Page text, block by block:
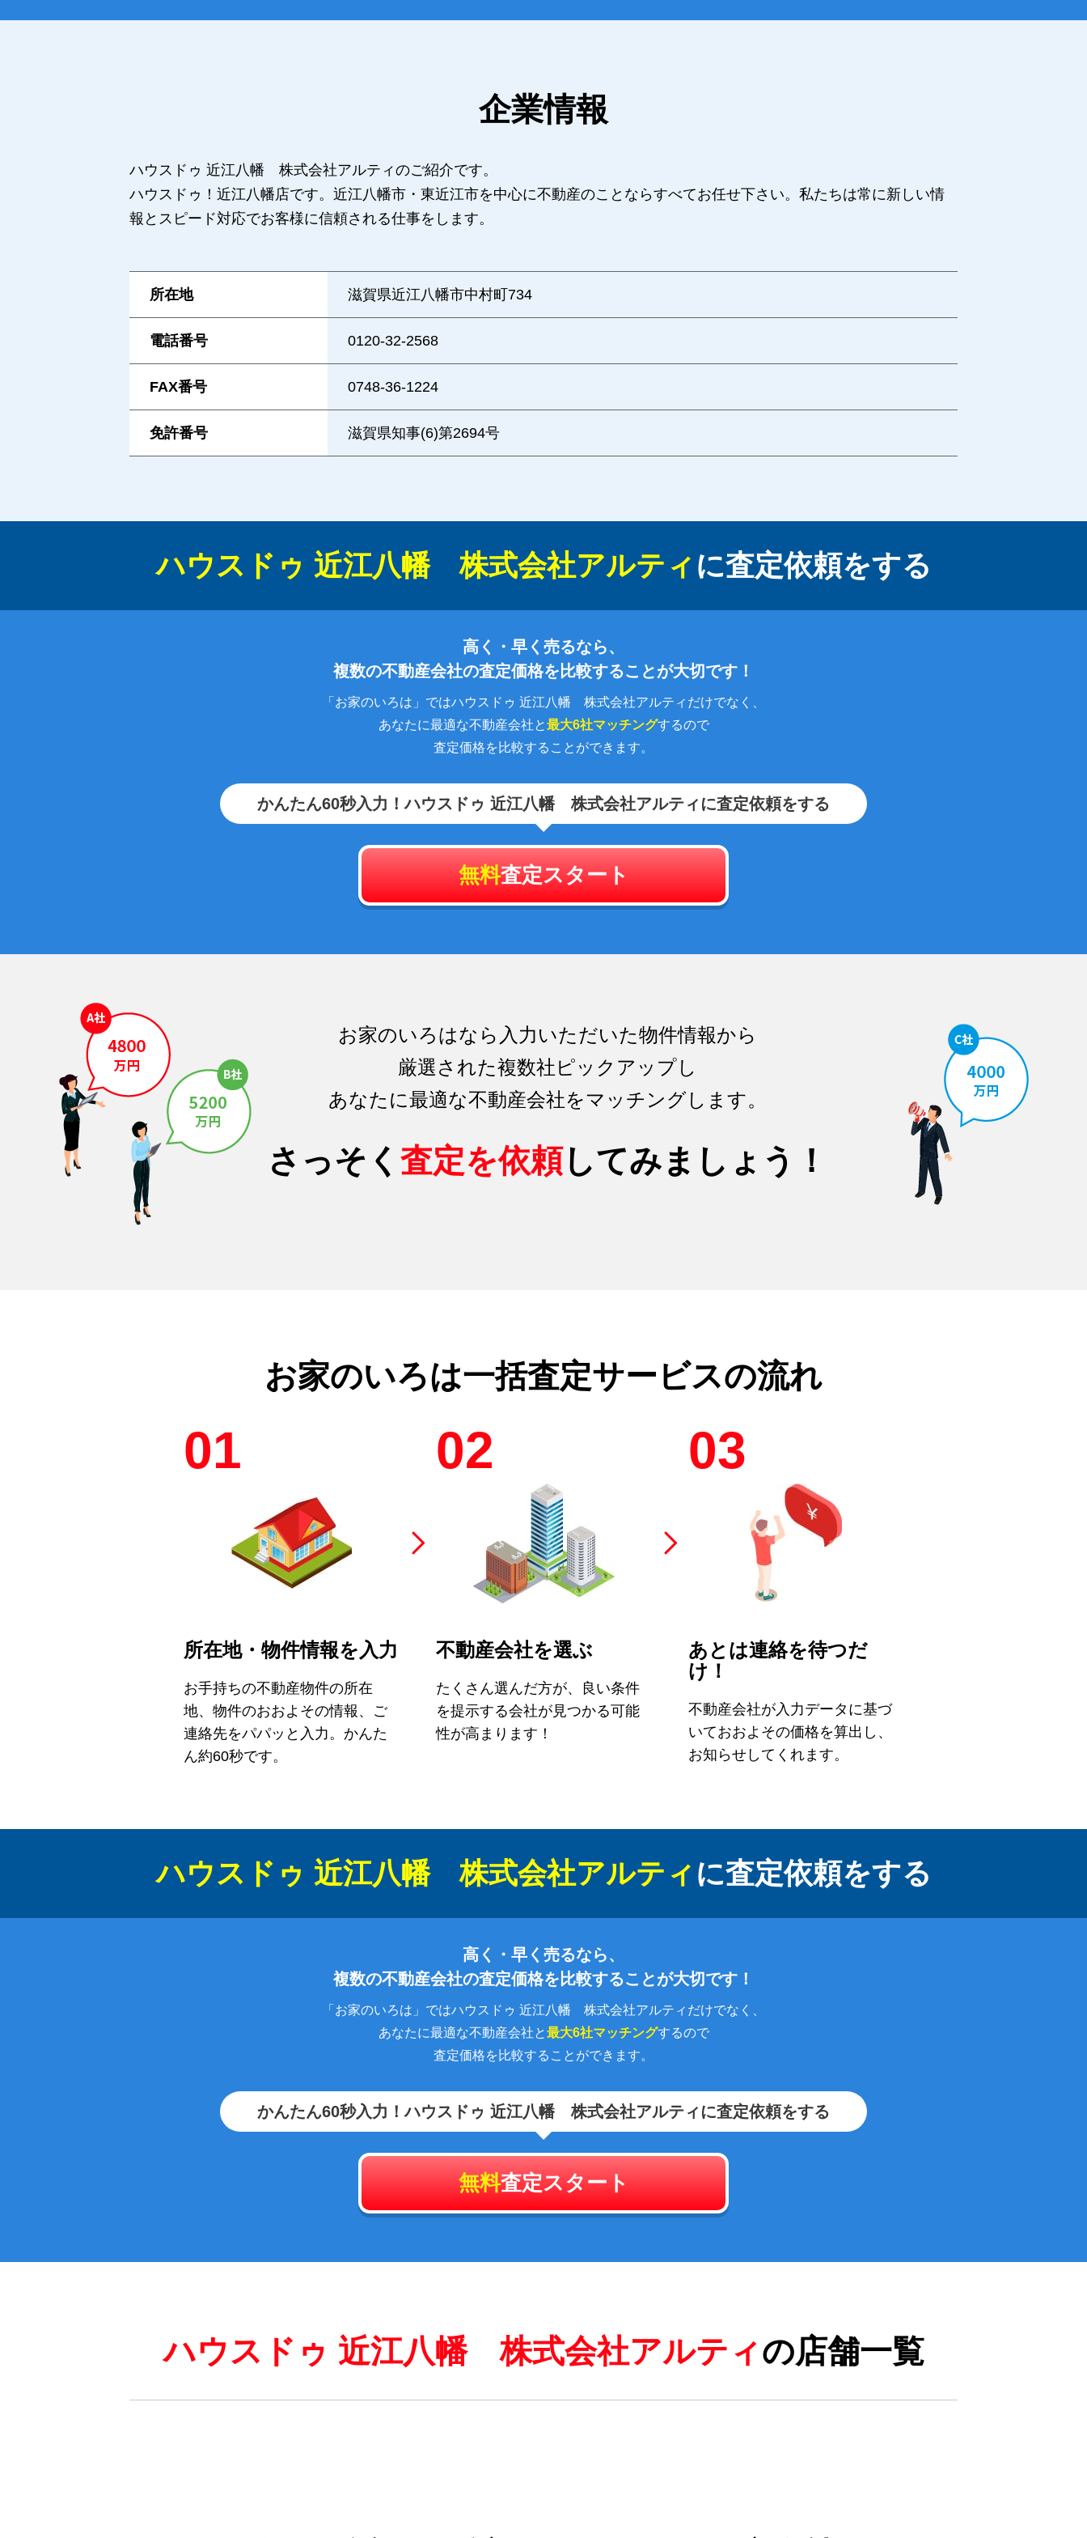
企業情報
ハウスドゥ 近江八幡 株式会社アルティのご紹介です。
ハウスドゥ！近江八幡店です。近江八幡市・東近江市を中心に不動産のことならすべてお任せ下さい。私たちは常に新しい情
報とスピード対応でお客様に信頼される仕事をします。
所在地 滋賀県近江八幡市中村町734
電話番号 0120-32-2568
FAX番号 0748-36-1224
免許番号 滋賀県知事(6)第2694号
ハウスドゥ 近江八幡 株式会社アルティ に査定依頼をする
高く・早く売るなら、
複数の不動産会社の査定価格を比較することが大切です！
「お家のいろは」ではハウスドゥ 近江八幡 株式会社アルティだけでなく、
あなたに最適な不動産会社と最大6社マッチングするので
査定価格を比較することができます。
かんたん60秒入力！ハウスドゥ 近江八幡 株式会社アルティに査定依頼をする
無料査定スタート
お家のいろはなら入力いただいた物件情報から
厳選された複数社ピックアップし
あなたに最適な不動産会社をマッチングします。
さっそく 査定を依頼してみましょう！
お家のいろは一括査定サービスの流れ
01
所在地・物件情報を入力
お手持ちの不動産物件の所在
地、物件のおおよその情報、ご
連絡先をパパッと入力。かんた
ん約60秒です。
02
不動産会社を選ぶ
たくさん選んだ方が、良い条件
を提示する会社が見つかる可能
性が高まります！
03
あとは連絡を待つだ
け！
不動産会社が入力データに基づ
いておおよその価格を算出し、
お知らせしてくれます。
ハウスドゥ 近江八幡 株式会社アルティ に査定依頼をする
高く・早く売るなら、
複数の不動産会社の査定価格を比較することが大切です！
「お家のいろは」ではハウスドゥ 近江八幡 株式会社アルティだけでなく、
あなたに最適な不動産会社と最大6社マッチングするので
査定価格を比較することができます。
かんたん60秒入力！ハウスドゥ 近江八幡 株式会社アルティに査定依頼をする
無料査定スタート
ハウスドゥ 近江八幡 株式会社アルティの店舗一覧